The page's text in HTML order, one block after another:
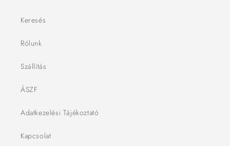
Keresés
Rólunk
Szállítás
ÁSZF
Adatkezelési Tájékoztató
Kapcsolat